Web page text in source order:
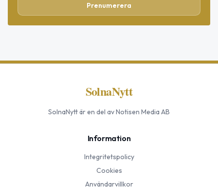
Prenumerera
SolnaNytt
SolnaNyttär en del av Notisen Media AB
Information
Integritetspolicy
Cookies
Användarvillkor